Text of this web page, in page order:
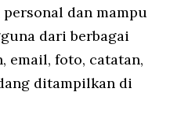
dan mampu
dari berbagai
email, foto, catatan,
ditampilkan di